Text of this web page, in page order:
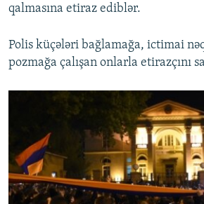
qalmasına etiraz ediblər.
Polis küçələri bağlamağa, ictimai
pozmağa çalışan onlarla etirazçını